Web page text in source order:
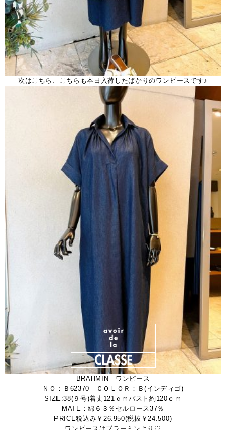
次はこちら、こちらも本日入荷したばかりのワンピースです♪
BRAHMIN ワンピース
ＮＯ：Ｂ62370 ＣＯＬＯＲ：Ｂ(インディゴ)
SIZE:38(９号)着丈121ｃｍバスト約120ｃｍ
MATE：綿６３％セルロース37％
PRICE税込み￥26.950(税抜￥24.500)